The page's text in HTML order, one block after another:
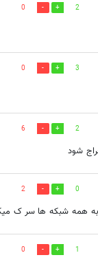
2
0
3
0
2
6
شود
0
2
همه شبکه ها سر ک
1
0